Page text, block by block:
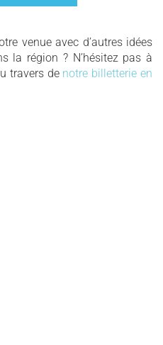
venue avec d’autres idées
la région ? N’hésitez pas à
travers de notre billetterie en